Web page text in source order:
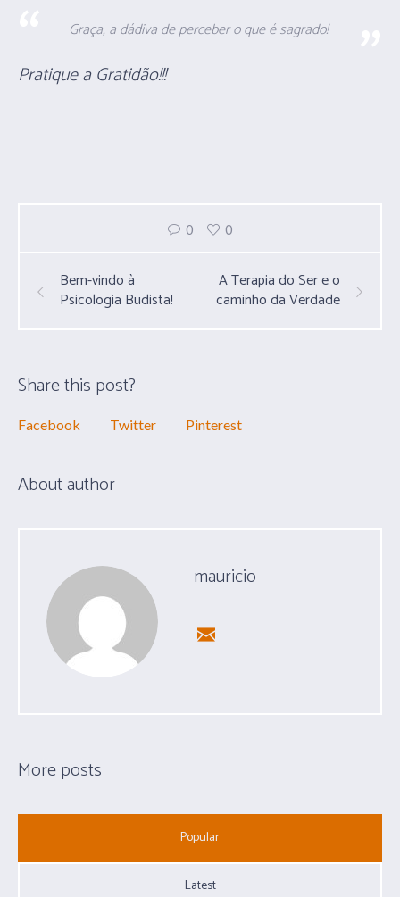
Graça, a dádiva de perceber o que é sagrado!
Pratique a Gratidão!!!
0 0
Bem-vindo à
Psicologia Budista!
A Terapia do Ser e o
caminho da Verdade
Share this post?
Facebook Twitter Pinterest
About author
mauricio
More posts
Popular
Latest